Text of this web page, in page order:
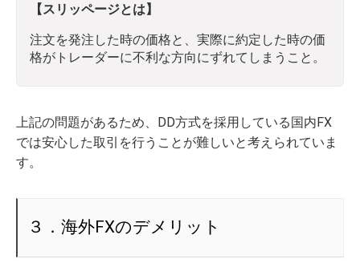
【スリッページとは】
注文を発注した時の価格と、実際に約定した時の価
格がトレーダーに不利な方向にずれてしまうこと。
上記の問題があるため、DD方式を採用している国内FX
では安心した取引を行うことが難しいと考えられていま
す。
３．海外FXのデメリット